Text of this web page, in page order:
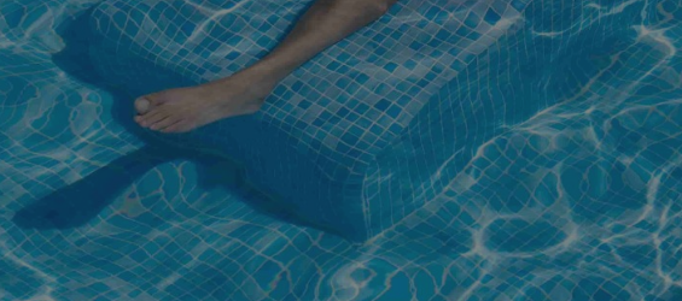
MENSAJE
TELÉFONO
HORARIO PREFERIDO PARA QUE TE